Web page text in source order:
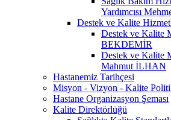
Yardımcısı
Destek ve Kalite
Destek ve Kalite
BEKDEMİR
Destek ve Kalite
Mahmut İLHAN
Hastanemiz Tarihçesi
Misyon - Vizyon - Kalite
Hastane Organizasyon Şeması
Kalite Direktörlüğü